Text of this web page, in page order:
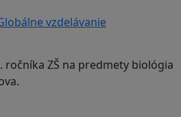
vzdelávanie
ročníka ZŠ na predmety biológia